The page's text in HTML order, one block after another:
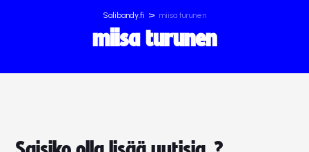
Salibandy.fi > miisa turunen
miisa turunen